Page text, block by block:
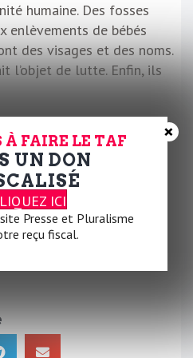
humaine. Des fosses
enlèvements de bébés
des visages et des noms.
l’objet de lutte. Enfin, ils
sur les routes de
pas.
ces disparus deviennent
et que les vivants
À FAIRE LE TAF
UN DON
ICI
Presse et Pluralisme
reçu fiscal.
×